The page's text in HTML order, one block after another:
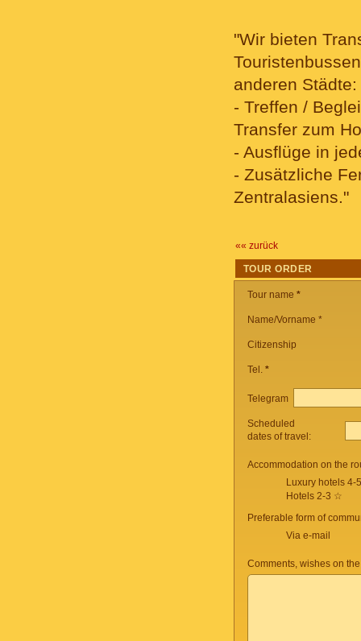
"Wir bieten
anderen Städte:
- Treffen /
Transfer zum
- Ausflüge in
- Zusätzliche
Zentralasiens."
«« zurück
TOUR ORDER
Tour name *
Name/Vorname *
Citizenship
Tel. *
Telegram
Scheduled
dates of travel:
Accommodation on the
Luxury hotels 4-
Hotels 2-3 ☆
Preferable form of
Via e-mail
Comments, wishes on